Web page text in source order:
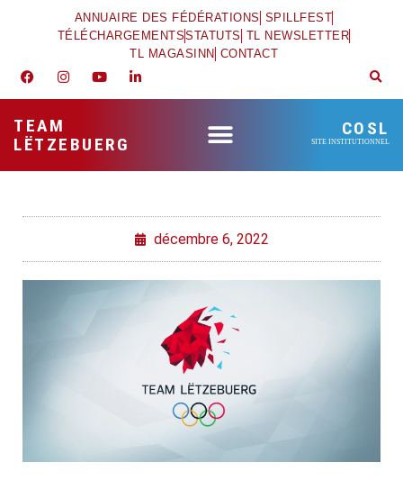
ANNUAIRE DES FÉDÉRATIONS SPILLFEST
TÉLÉCHARGEMENTSSTATUTS TL NEWSLETTER
TL MAGASINN CONTACT
TEAM
LËTZEBUERG
COSL
SITE INSTITUTIONNEL
décembre 6, 2022